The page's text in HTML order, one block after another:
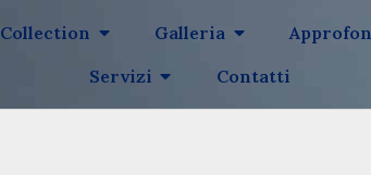
Collection Galleria
Servizi
Contatti